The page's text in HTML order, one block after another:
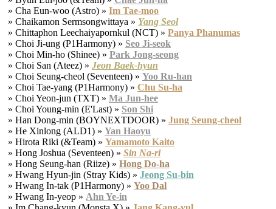
» Cha Eun-woo (Astro) » Im Tae-moo
» Chaikamon Sermsongwittaya » Yang Seol
» Chittaphon Leechaiyapornkul (NCT) » Panya Phanumas
» Choi Ji-ung (P1Harmony) » Seo Ji-seok
» Choi Min-ho (Shinee) » Park Jong-seong
» Choi San (Ateez) » Jeon Baek-hyun
» Choi Seung-cheol (Seventeen) » Yoo Ru-han
» Choi Tae-yang (P1Harmony) » Chu Su-ha
» Choi Yeon-jun (TXT) » Ma Jun-hee
» Choi Young-min (E'Last) » Son Shi
» Han Dong-min (BOYNEXTDOOR) » Jung Seung-cheol
» He Xinlong (ALD1) » Yan Haoyu
» Hirota Riki (&Team) » Yamamoto Kaito
» Hong Joshua (Seventeen) » Sin Na-ri
» Hong Seung-han (Riize) » Hong Do-ha
» Hwang Hyun-jin (Stray Kids) » Jeong Su-bin
» Hwang In-tak (P1Harmony) » Yoo Dal
» Hwang In-yeop » Ahn Ye-in